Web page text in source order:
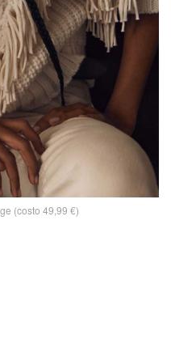
(costo 49,99 €)